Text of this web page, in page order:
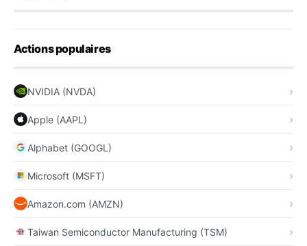
Actions populaires
NVIDIA (NVDA)
Apple (AAPL)
Alphabet (GOOGL)
Microsoft (MSFT)
Amazon.com (AMZN)
Taiwan Semiconductor Manufacturing (TSM)